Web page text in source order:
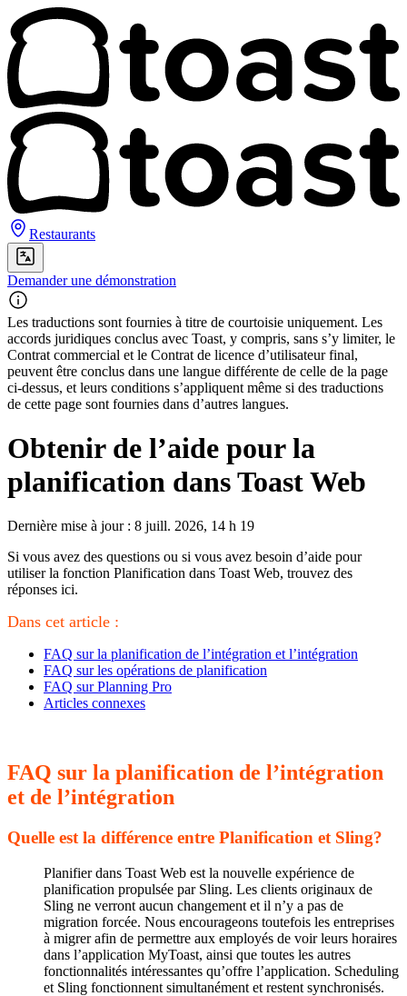
Restaurants
Demander une démonstration
Les traductions sont fournies à titre de courtoisie uniquement. Les
accords juridiques conclus avec Toast, y compris, sans s’y limiter, le
Contrat commercial et le Contrat de licence d’utilisateur final,
peuvent être conclus dans une langue différente de celle de la page
ci-dessus, et leurs conditions s’appliquent même si des traductions
de cette page sont fournies dans d’autres langues.
Obtenir de l’aide pour la
planification dans Toast Web
Dernière mise à jour : 8 juill. 2026, 14 h 19
Si vous avez des questions ou si vous avez besoin d’aide pour
utiliser la fonction Planification dans Toast Web, trouvez des
réponses ici.
Dans cet article :
FAQ sur la planification de l’intégration et l’intégration
FAQ sur les opérations de planification
FAQ sur Planning Pro
Articles connexes
FAQ sur la planification de l’intégration
et de l’intégration
Quelle est la différence entre Planification et Sling?
Planifier dans Toast Web est la nouvelle expérience de
planification propulsée par Sling. Les clients originaux de
Sling ne verront aucun changement et il n’y a pas de
migration forcée. Nous encourageons toutefois les entreprises
à migrer afin de permettre aux employés de voir leurs horaires
dans l’application MyToast, ainsi que toutes les autres
fonctionnalités intéressantes qu’offre l’application. Scheduling
et Sling fonctionnent simultanément et restent synchronisés.